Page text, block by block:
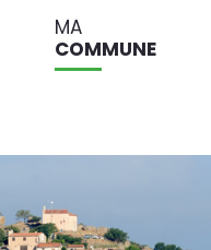
MA
COMMUNE